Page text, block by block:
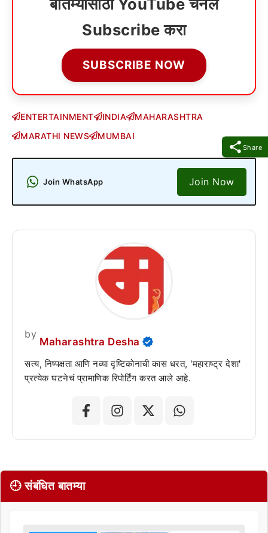
Share
बातम्यांसाठी YouTube चॅनेल
Subscribe करा
SUBSCRIBE NOW
ENTERTAINMENT INDIA
MAHARASHTRA
MARATHI NEWS
MUMBAI
Join WhatsApp Join Now
by
Maharashtra Desha
सत्य, निष्पक्षता आणि नव्या दृष्टिकोनाची कास धरत, 'महाराष्ट्र देशा'
प्रत्येक घटनेचं प्रामाणिक रिपोर्टिंग करत आले आहे.
🕘 संबंधित बातम्या